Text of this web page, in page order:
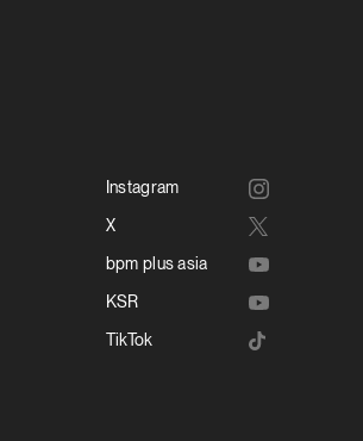
Instagram
X
bpm plus asia
KSR
TikTok